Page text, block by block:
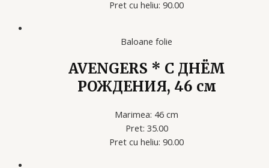
Pret cu heliu: 90.00
Baloane folie
AVENGERS * С ДНЁМ
РОЖДЕНИЯ, 46 см
Marimea: 46 cm
Pret: 35.00
Pret cu heliu: 90.00